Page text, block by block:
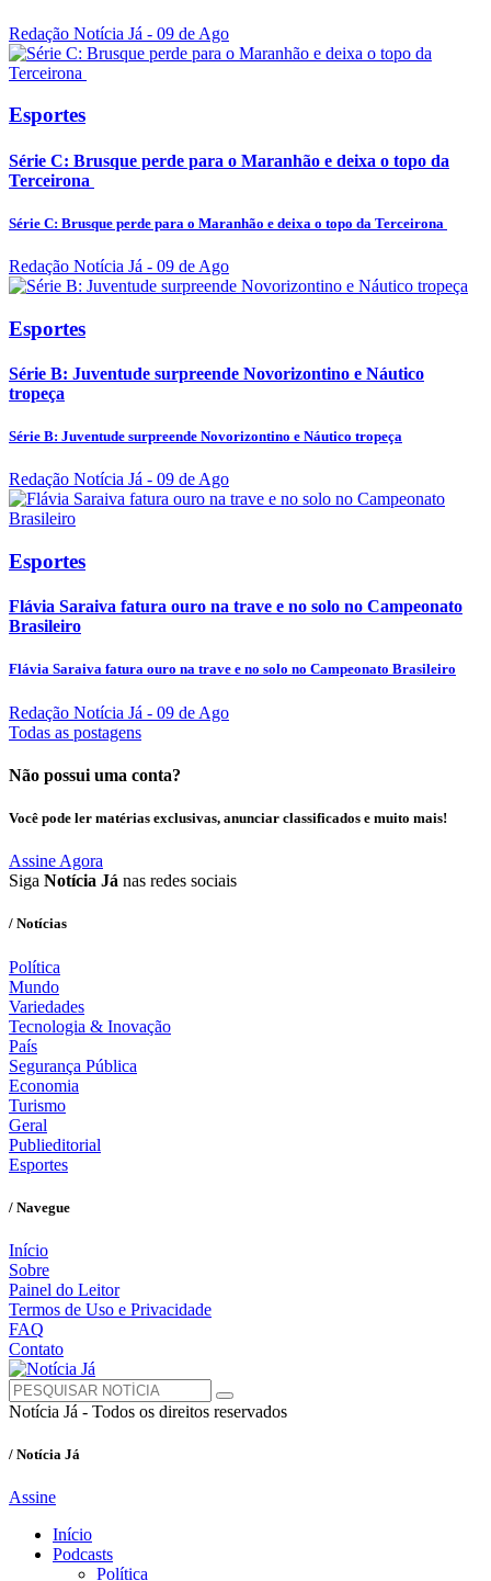
Redação Notícia Já - 09 de Ago
Esportes
Série C: Brusque perde para o Maranhão e deixa o topo da
Terceirona
Série C: Brusque perde para o Maranhão e deixa o topo da Terceirona
Redação Notícia Já - 09 de Ago
Esportes
Série B: Juventude surpreende Novorizontino e Náutico
tropeça
Série B: Juventude surpreende Novorizontino e Náutico tropeça
Redação Notícia Já - 09 de Ago
Esportes
Flávia Saraiva fatura ouro na trave e no solo no Campeonato
Brasileiro
Flávia Saraiva fatura ouro na trave e no solo no Campeonato Brasileiro
Redação Notícia Já - 09 de Ago
Todas as postagens
Não possui uma conta?
Você pode ler matérias exclusivas, anunciar classificados e muito mais!
Assine Agora
Siga Notícia Já nas redes sociais
/ Notícias
Política
Mundo
Variedades
Tecnologia & Inovação
País
Segurança Pública
Economia
Turismo
Geral
Publieditorial
Esportes
/ Navegue
Início
Sobre
Painel do Leitor
Termos de Uso e Privacidade
FAQ
Contato
Notícia Já - Todos os direitos reservados
/ Notícia Já
Assine
Início
Podcasts
Política